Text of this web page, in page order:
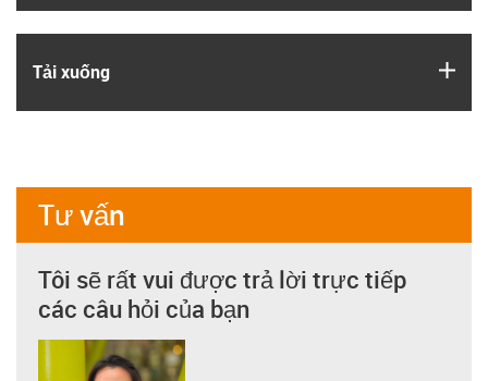
Tải xuống
Tư vấn
Tôi sẽ rất vui được trả lời trực tiếp
các câu hỏi của bạn